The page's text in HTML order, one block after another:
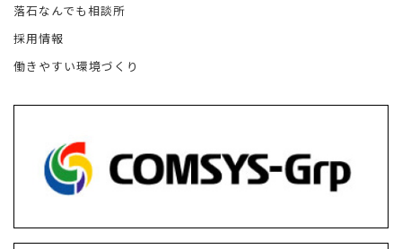
落石なんでも相談所
採用情報
働きやすい環境づくり